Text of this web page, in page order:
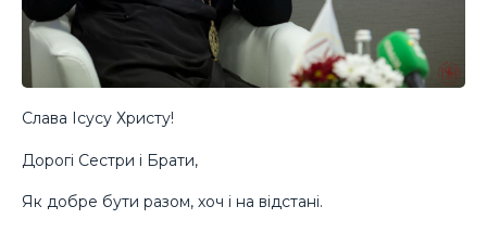
Слава Ісусу Христу!
Дорогі Сестри і Брати,
Як добре бути разом, хоч і на відстані.